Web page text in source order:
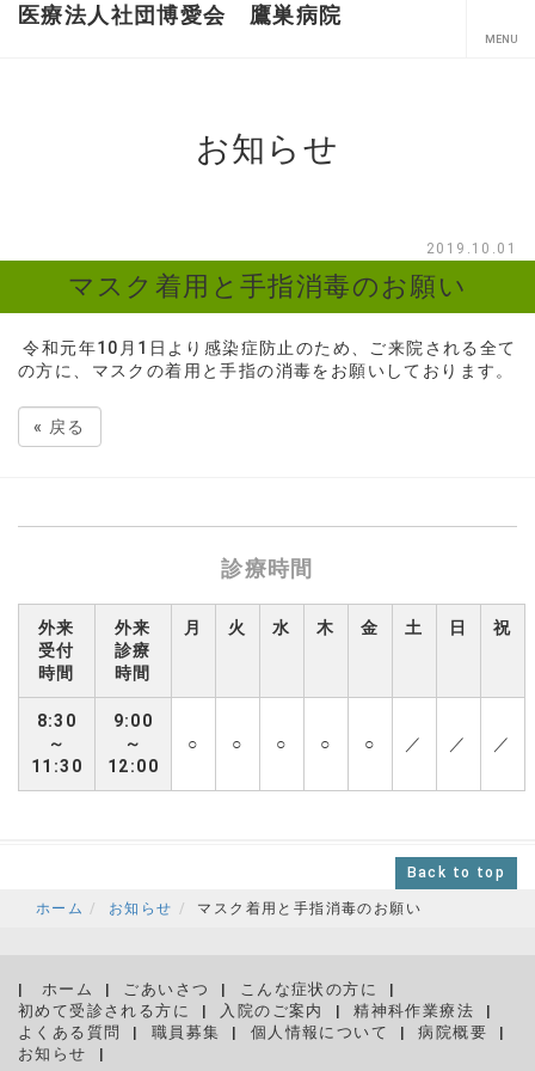
医療法人社団博愛会 鷹巣病院
お知らせ
2019.10.01
マスク着用と手指消毒のお願い
令和元年10月1日より感染症防止のため、ご来院される全て
の方に、マスクの着用と手指の消毒をお願いしております。
« 戻る
診療時間
外来
受付
時間
外来
診療
時間
月 火 水 木 金 土 日 祝
8:30
～
11:30
9:00
～
12:00
○ ○ ○ ○ ○ ／ ／ ／
Back to top
ホーム お知らせ マスク着用と手指消毒のお願い
ホーム ごあいさつ
こんな症状の方に
初めて受診される方に
入院のご案内
精神科作業療法
よくある質問
職員募集 個人情報について
病院概要
お知らせ